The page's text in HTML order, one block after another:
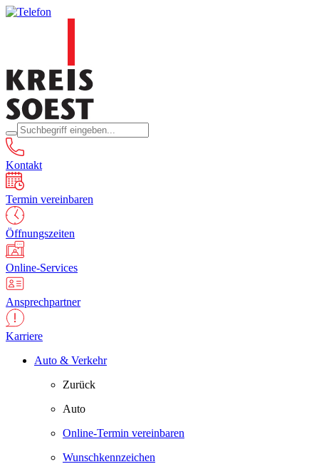
Kontakt
Termin vereinbaren
Öffnungszeiten
Online-Services
Ansprechpartner
Karriere
Auto & Verkehr
Zurück
Auto
Online-Termin vereinbaren
Wunschkennzeichen